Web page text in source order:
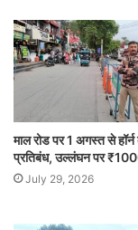
माल रोड पर 1 अगस्त से
प्रतिबंध, उल्लंघन पर
July 29, 2026